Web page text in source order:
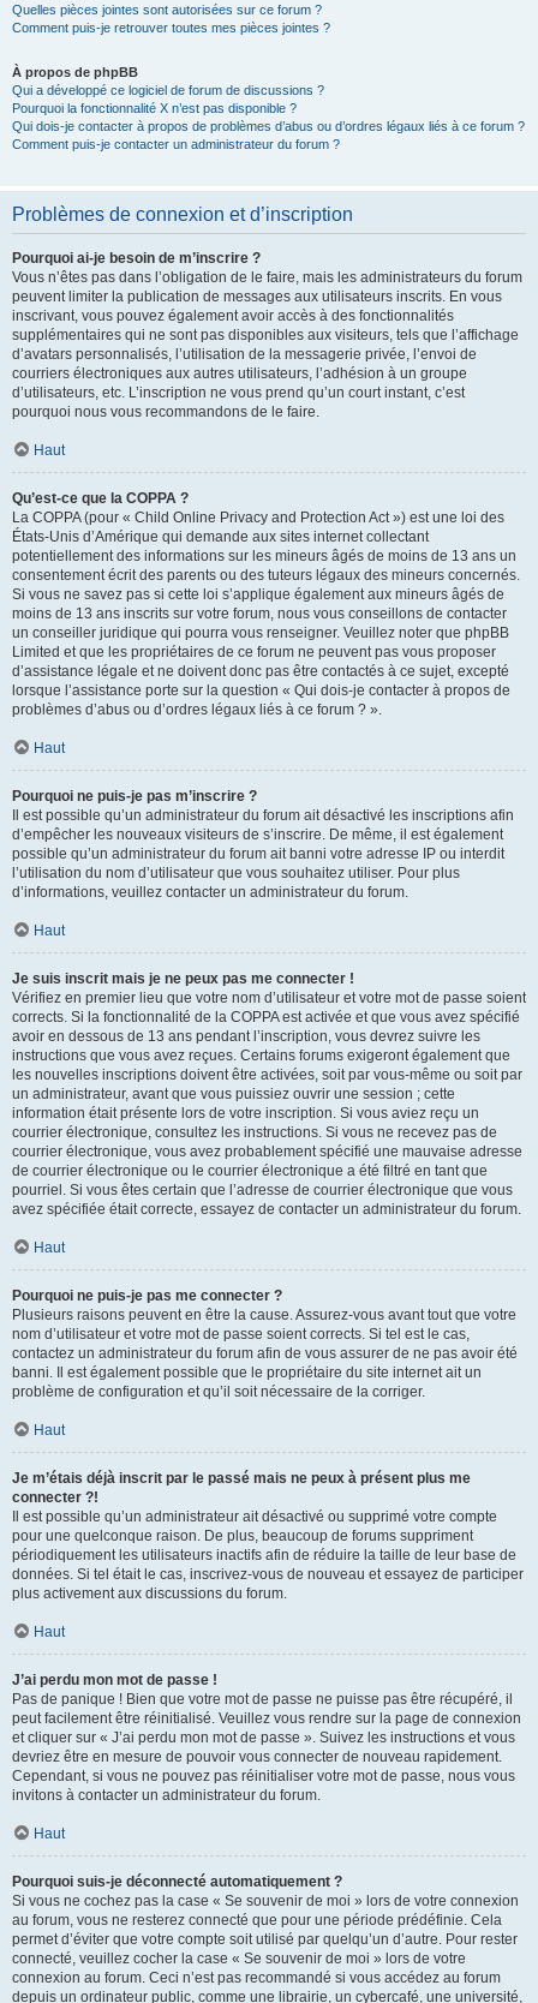
Quelles pièces jointes sont autorisées sur ce forum ?
Comment puis-je retrouver toutes mes pièces jointes ?
À propos de phpBB
Qui a développé ce logiciel de forum de discussions ?
Pourquoi la fonctionnalité X n’est pas disponible ?
Qui dois-je contacter à propos de problèmes d’abus ou d’ordres légaux liés à ce forum ?
Comment puis-je contacter un administrateur du forum ?
Problèmes de connexion et d’inscription
Pourquoi ai-je besoin de m’inscrire ?
Vous n’êtes pas dans l’obligation de le faire, mais les administrateurs du forum
peuvent limiter la publication de messages aux utilisateurs inscrits. En vous
inscrivant, vous pouvez également avoir accès à des fonctionnalités
supplémentaires qui ne sont pas disponibles aux visiteurs, tels que l’affichage
d’avatars personnalisés, l’utilisation de la messagerie privée, l’envoi de
courriers électroniques aux autres utilisateurs, l’adhésion à un groupe
d’utilisateurs, etc. L’inscription ne vous prend qu’un court instant, c’est
pourquoi nous vous recommandons de le faire.
Haut
Qu’est-ce que la COPPA ?
La COPPA (pour « Child Online Privacy and Protection Act ») est une loi des
États-Unis d’Amérique qui demande aux sites internet collectant
potentiellement des informations sur les mineurs âgés de moins de 13 ans un
consentement écrit des parents ou des tuteurs légaux des mineurs concernés.
Si vous ne savez pas si cette loi s’applique également aux mineurs âgés de
moins de 13 ans inscrits sur votre forum, nous vous conseillons de contacter
un conseiller juridique qui pourra vous renseigner. Veuillez noter que phpBB
Limited et que les propriétaires de ce forum ne peuvent pas vous proposer
d’assistance légale et ne doivent donc pas être contactés à ce sujet, excepté
lorsque l’assistance porte sur la question « Qui dois-je contacter à propos de
problèmes d’abus ou d’ordres légaux liés à ce forum ? ».
Haut
Pourquoi ne puis-je pas m’inscrire ?
Il est possible qu’un administrateur du forum ait désactivé les inscriptions afin
d’empêcher les nouveaux visiteurs de s’inscrire. De même, il est également
possible qu’un administrateur du forum ait banni votre adresse IP ou interdit
l’utilisation du nom d’utilisateur que vous souhaitez utiliser. Pour plus
d’informations, veuillez contacter un administrateur du forum.
Haut
Je suis inscrit mais je ne peux pas me connecter !
Vérifiez en premier lieu que votre nom d’utilisateur et votre mot de passe soient
corrects. Si la fonctionnalité de la COPPA est activée et que vous avez spécifié
avoir en dessous de 13 ans pendant l’inscription, vous devrez suivre les
instructions que vous avez reçues. Certains forums exigeront également que
les nouvelles inscriptions doivent être activées, soit par vous-même ou soit par
un administrateur, avant que vous puissiez ouvrir une session ; cette
information était présente lors de votre inscription. Si vous aviez reçu un
courrier électronique, consultez les instructions. Si vous ne recevez pas de
courrier électronique, vous avez probablement spécifié une mauvaise adresse
de courrier électronique ou le courrier électronique a été filtré en tant que
pourriel. Si vous êtes certain que l’adresse de courrier électronique que vous
avez spécifiée était correcte, essayez de contacter un administrateur du forum.
Haut
Pourquoi ne puis-je pas me connecter ?
Plusieurs raisons peuvent en être la cause. Assurez-vous avant tout que votre
nom d’utilisateur et votre mot de passe soient corrects. Si tel est le cas,
contactez un administrateur du forum afin de vous assurer de ne pas avoir été
banni. Il est également possible que le propriétaire du site internet ait un
problème de configuration et qu’il soit nécessaire de la corriger.
Haut
Je m’étais déjà inscrit par le passé mais ne peux à présent plus me
connecter ?!
Il est possible qu’un administrateur ait désactivé ou supprimé votre compte
pour une quelconque raison. De plus, beaucoup de forums suppriment
périodiquement les utilisateurs inactifs afin de réduire la taille de leur base de
données. Si tel était le cas, inscrivez-vous de nouveau et essayez de participer
plus activement aux discussions du forum.
Haut
J’ai perdu mon mot de passe !
Pas de panique ! Bien que votre mot de passe ne puisse pas être récupéré, il
peut facilement être réinitialisé. Veuillez vous rendre sur la page de connexion
et cliquer sur « J’ai perdu mon mot de passe ». Suivez les instructions et vous
devriez être en mesure de pouvoir vous connecter de nouveau rapidement.
Cependant, si vous ne pouvez pas réinitialiser votre mot de passe, nous vous
invitons à contacter un administrateur du forum.
Haut
Pourquoi suis-je déconnecté automatiquement ?
Si vous ne cochez pas la case « Se souvenir de moi » lors de votre connexion
au forum, vous ne resterez connecté que pour une période prédéfinie. Cela
permet d’éviter que votre compte soit utilisé par quelqu’un d’autre. Pour rester
connecté, veuillez cocher la case « Se souvenir de moi » lors de votre
connexion au forum. Ceci n’est pas recommandé si vous accédez au forum
depuis un ordinateur public, comme une librairie, un cybercafé, une université,